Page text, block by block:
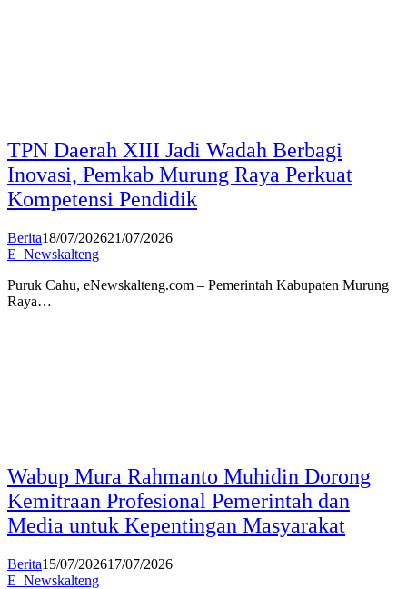
TPN Daerah XIII Jadi Wadah Berbagi
Inovasi, Pemkab Murung Raya Perkuat
Kompetensi Pendidik
Berita18/07/202621/07/2026
E_Newskalteng
Puruk Cahu, eNewskalteng.com – Pemerintah Kabupaten Murung
Raya…
Wabup Mura Rahmanto Muhidin Dorong
Kemitraan Profesional Pemerintah dan
Media untuk Kepentingan Masyarakat
Berita15/07/202617/07/2026
E_Newskalteng